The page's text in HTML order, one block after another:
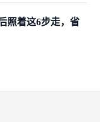
照着这6步走，省